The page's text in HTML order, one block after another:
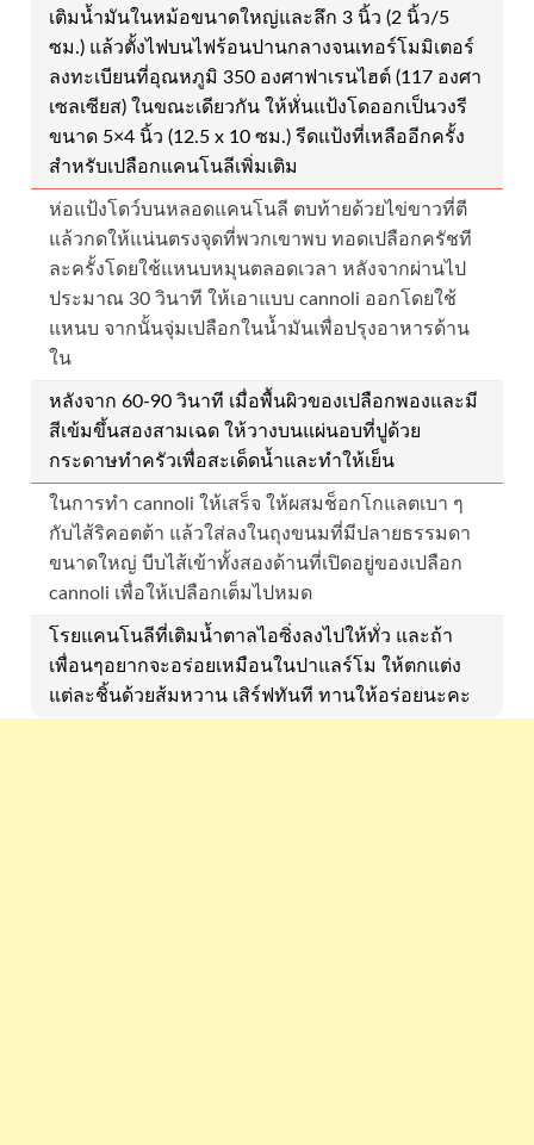
เติมน้ำมันในหม้อขนาดใหญ่และลึก 3 นิ้ว (2 นิ้ว/5
ซม.) แล้วตั้งไฟบนไฟร้อนปานกลางจนเทอร์โมมิเตอร์
ลงทะเบียนที่อุณหภูมิ 350 องศาฟาเรนไฮต์ (117 องศา
เซลเซียส) ในขณะเดียวกัน ให้หั่นแป้งโดออกเป็นวงรี
ขนาด 5×4 นิ้ว (12.5 x 10 ซม.) รีดแป้งที่เหลืออีกครั้ง
สำหรับเปลือกแคนโนลีเพิ่มเติม
ห่อแป้งโดว์บนหลอดแคนโนลี ตบท้ายด้วยไข่ขาวที่ตี
แล้วกดให้แน่นตรงจุดที่พวกเขาพบ ทอดเปลือกครัชที
ละครั้งโดยใช้แหนบหมุนตลอดเวลา หลังจากผ่านไป
ประมาณ 30 วินาที ให้เอาแบบ cannoli ออกโดยใช้
แหนบ จากนั้นจุ่มเปลือกในน้ำมันเพื่อปรุงอาหารด้าน
ใน
หลังจาก 60-90 วินาที เมื่อพื้นผิวของเปลือกพองและมี
สีเข้มขึ้นสองสามเฉด ให้วางบนแผ่นอบที่ปูด้วย
กระดาษทำครัวเพื่อสะเด็ดน้ำและทำให้เย็น
ในการทำ cannoli ให้เสร็จ ให้ผสมช็อกโกแลตเบา ๆ
กับไส้ริคอตต้า แล้วใส่ลงในถุงขนมที่มีปลายธรรมดา
ขนาดใหญ่ บีบไส้เข้าทั้งสองด้านที่เปิดอยู่ของเปลือก
cannoli เพื่อให้เปลือกเต็มไปหมด
โรยแคนโนลีที่เติมน้ำตาลไอซิ่งลงไปให้ทั่ว และถ้า
เพื่อนๆอยากจะอร่อยเหมือนในปาแลร์โม ให้ตกแต่ง
แต่ละชิ้นด้วยส้มหวาน เสิร์ฟทันที ทานให้อร่อยนะคะ